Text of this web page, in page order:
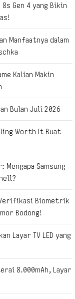
Gen 4 yang Bikin
Manfaatnya dalam
Kalian Makin
Bulan Juli 2026
Worth It Buat
Samsung
Verifikasi Biometrik
Bodong!
Layar TV LED yang
8.000mAh, Layar